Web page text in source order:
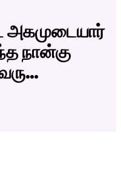
அகமுடையார்
நான்கு